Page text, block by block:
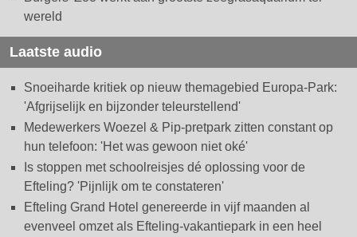
wereld
Laatste audio
Snoeiharde kritiek op nieuw themagebied Europa-Park:
'Afgrijselijk en bijzonder teleurstellend'
Medewerkers Woezel & Pip-pretpark zitten constant op
hun telefoon: 'Het was gewoon niet oké'
Is stoppen met schoolreisjes dé oplossing voor de
Efteling? 'Pijnlijk om te constateren'
Efteling Grand Hotel genereerde in vijf maanden al
evenveel omzet als Efteling-vakantiepark in een heel